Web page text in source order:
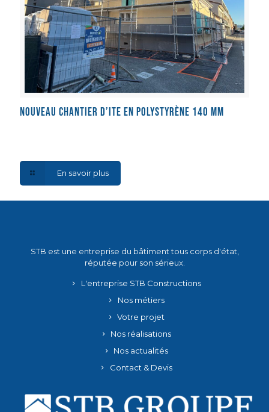
Nouveau Chantier d’ITE en polystyrène 140 mm
En savoir plus
STB est une entreprise du bâtiment tous corps d'état,
réputée pour son sérieux.
L'entreprise STB Constructions
Nos métiers
Votre projet
Nos réalisations
Nos actualités
Contact & Devis